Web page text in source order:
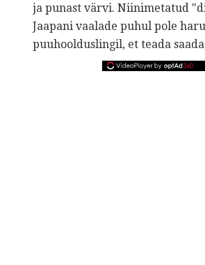
ja punast värvi. Niinimetatud
Jaapani vaalade puhul pole
puuhoolduslingil, et teada